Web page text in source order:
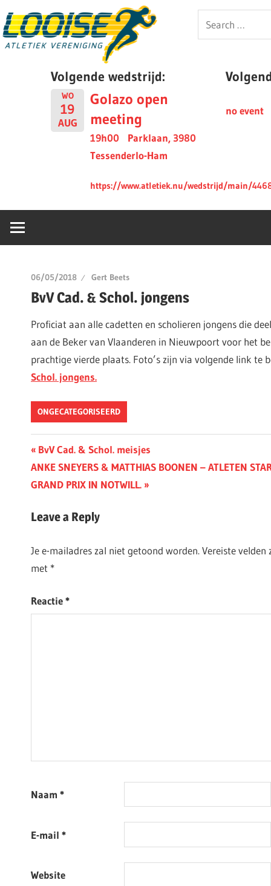
to
content
Looise
Search
for:
Volgende wedstrijd:
WO
19
AUG
Golazo open
meeting
19h00
Parklaan, 3980
Tessenderlo-Ham
https://www.atletiek.nu/wedstrijd/main/
no event
06/05/2018 Gert Beets
BvV Cad. & Schol. jongens
Proficiat aan alle cadetten en scholieren jongens die
aan de Beker van Vlaanderen in Nieuwpoort voor het
prachtige vierde plaats. Foto’s zijn via volgende link te
Schol. jongens.
ONGECATEGORISEERD
Berichtnavigatie
Previous
Post:
BvV Cad. & Schol. meisjes
Next
Post:
ANKE SNEYERS & MATTHIAS BOONEN – ATLETEN
GRAND PRIX IN NOTWILL.
Leave a Reply
Je e-mailadres zal niet getoond worden.Vereiste velden
met *
Reactie*
Naam *
E-mail *
Website